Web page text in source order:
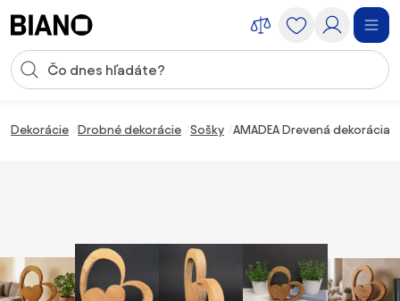
Vstup pre vyhľadávanie
Dekorácie Drobné dekorácie Sošky AMADEA Drevená